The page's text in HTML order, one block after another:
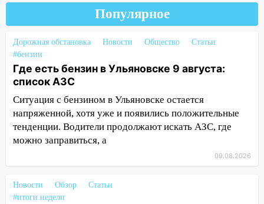
области днем 9 августа
05:05 День, когда всё может
измениться: гороскоп на 9 августа —
три знака получат шанс, который нельзя
упустить
20:10 Во время урагана в Ульяновске на
Волге перевернулась лодка
19:55
В Ульяновске упавшее дерево
заблокировало в машине двух женщин
ремонтируют девять мостов: один уже
готов, ещё два — почти завершены
Популярное
Дорожная обстановка Новости Общество
Статьи
#бензин
Где есть бензин в Ульяновске 9 августа:
список АЗС
Ситуация с бензином в Ульяновске остается
напряженной, хотя уже и появились положительные
тенденции. Водители продолжают искать АЗС, где
можно заправиться, а
09.08.2026
Новости Обзор
Статьи
#итоги недели